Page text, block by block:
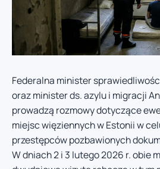
Federalna minister
oraz minister ds. azylu i migracji
prowadzą rozmowy dotyczące
miejsc więziennych w Estonii w
przestępców pozbawionych
W dniach 2 i 3 lutego 2026 r. obie